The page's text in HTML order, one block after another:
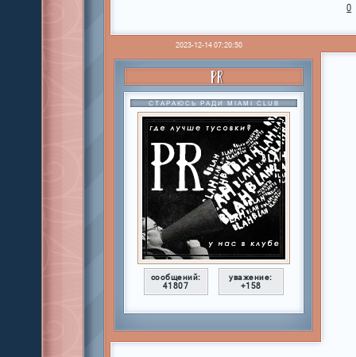
0
2023-12-14 07:20:50
PR
СТАРАЮСЬ РАДИ MIAMI CLUB
сообщений:
41807
уважение:
+158